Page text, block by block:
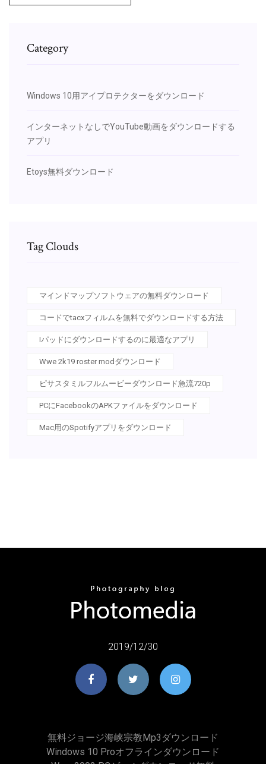
Category
Windows 10用アイプロテクターをダウンロード
インターネットなしでYouTube動画をダウンロードする
アプリ
Etoys無料ダウンロード
Tag Clouds
マインドマップソフトウェアの無料ダウンロード
コードでtacxフィルムを無料でダウンロードする方法
Iパッドにダウンロードするのに最適なアプリ
Wwe 2k19 roster modダウンロード
ピサスタミルフルムービーダウンロード急流720p
PCにFacebookのAPKファイルをダウンロード
Mac用のSpotifyアプリをダウンロード
2019/12/30
無料ジョージ海峡宗教mp3ダウンロード
Windows 10 Proオフラインダウンロード